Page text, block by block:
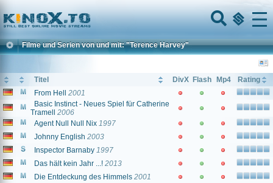
Home
Menu
Filme und Serien von und mit: "Terence Harvey"
Titel DivX Flash Mp4
Rating
From Hell
2001
Basic Instinct - Neues Spiel für Catherine
Tramell
2006
Agent Null Null Nix 1997
Johnny English 2003
Inspector Barnaby 1997
Das hält kein Jahr ...! 2013
Die Entdeckung des Himmels 2001